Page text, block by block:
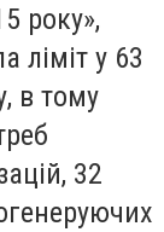
року»,
ліміт у 63
в тому
32